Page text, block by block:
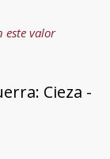
este valor
Cieza -